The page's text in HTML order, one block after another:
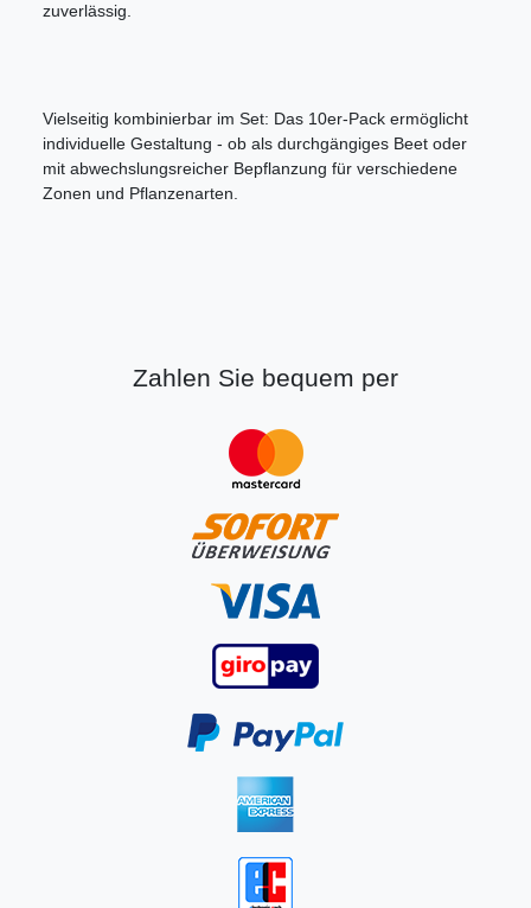
zuverlässig.
Vielseitig kombinierbar im Set: Das 10er-Pack ermöglicht
individuelle Gestaltung - ob als durchgängiges Beet oder
mit abwechslungsreicher Bepflanzung für verschiedene
Zonen und Pflanzenarten.
Zahlen Sie bequem per